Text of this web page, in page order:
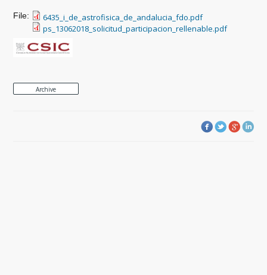
File:
6435_i_de_astrofisica_de_andalucia_fdo.pdf
ps_13062018_solicitud_participacion_rellenable.pdf
Archive